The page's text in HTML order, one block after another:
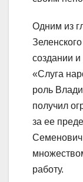
Одним из
создании
«Слуга
роль
получил
за ее
Семенович
работу.